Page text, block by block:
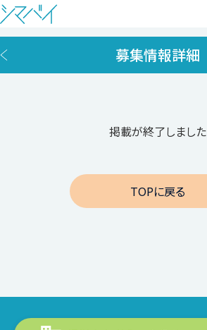
募集情報詳細
掲載が終了しました
TOPに戻る